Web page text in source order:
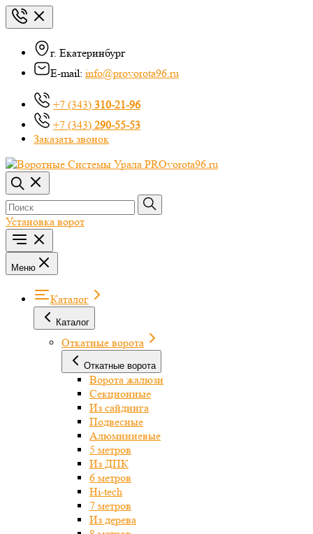
г. Екатеринбург
E-mail: info@provorota96.ru
+7 (343) 310-21-96
+7 (343) 290-55-53
Заказать звонок
Установка ворот
Меню
Каталог
Каталог
Откатные ворота
Откатные ворота
Ворота жалюзи
Секционные
Из сайдинга
Подвесные
Алюминиевые
5 метров
Из ДПК
6 метров
Hi-tech
7 метров
Из дерева